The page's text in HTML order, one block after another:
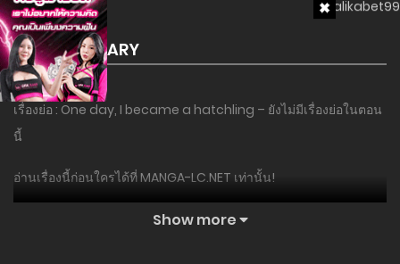
SUMMARY
เรื่องย่อ : One day, I became a hatchling – ยังไม่มีเรื่องย่อในตอน
นี้
อ่านเรื่องนี้ก่อนใครได้ที่ MANGA-LC.NET เท่านั้น!
Show more